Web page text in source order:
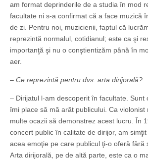
am format deprinderile de a studia în mod
facultate ni s-a confirmat că a face muzică
de zi. Pentru noi, muzicienii, faptul că
reprezintă normalul, cotidianul; este ca şi
importanţă şi nu o conştientizăm până în
aer.
– Ce reprezintă pentru dvs. arta dirijorală?
– Dirijatul l-am descoperit în facultate. Sunt
îmi place să mă arăt publicului. Ca violonist
multe ocazii să demonstrez acest lucru. În
concert public în calitate de dirijor, am
acea emoţie pe care publicul ţi-o oferă fără
Arta dirijorală, pe de altă parte, este ca o